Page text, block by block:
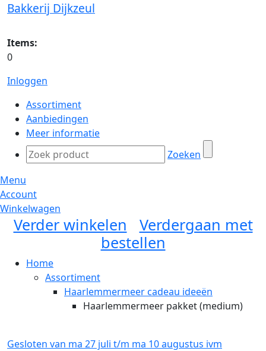
Bakkerij Dijkzeul
Items:
0
Inloggen
Assortiment
Aanbiedingen
Meer informatie
Zoeken
Menu
Account
Winkelwagen
Verder winkelen
Verdergaan met
bestellen
Home
Assortiment
Haarlemmermeer cadeau ideeën
Haarlemmermeer pakket (medium)
Gesloten van ma 27 juli t/m ma 10 augustus ivm